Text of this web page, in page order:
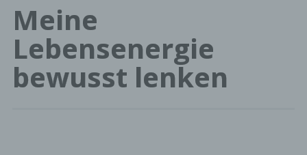
Meine
Lebensenergie
bewusst lenken